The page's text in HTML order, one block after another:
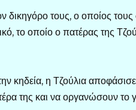
δικηγόρο τους, ο οποίος
το οποίο ο πατέρας της
κηδεία, η Τζούλια
της και να οργανώσουν το